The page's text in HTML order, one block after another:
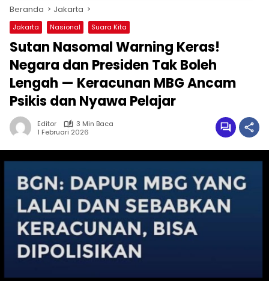
Beranda Jakarta
Jakarta Nasional Suara Kita
Sutan Nasomal Warning Keras!
Negara dan Presiden Tak Boleh
Lengah — Keracunan MBG Ancam
Psikis dan Nyawa Pelajar
Editor
3 Min Baca
1 Februari 2026